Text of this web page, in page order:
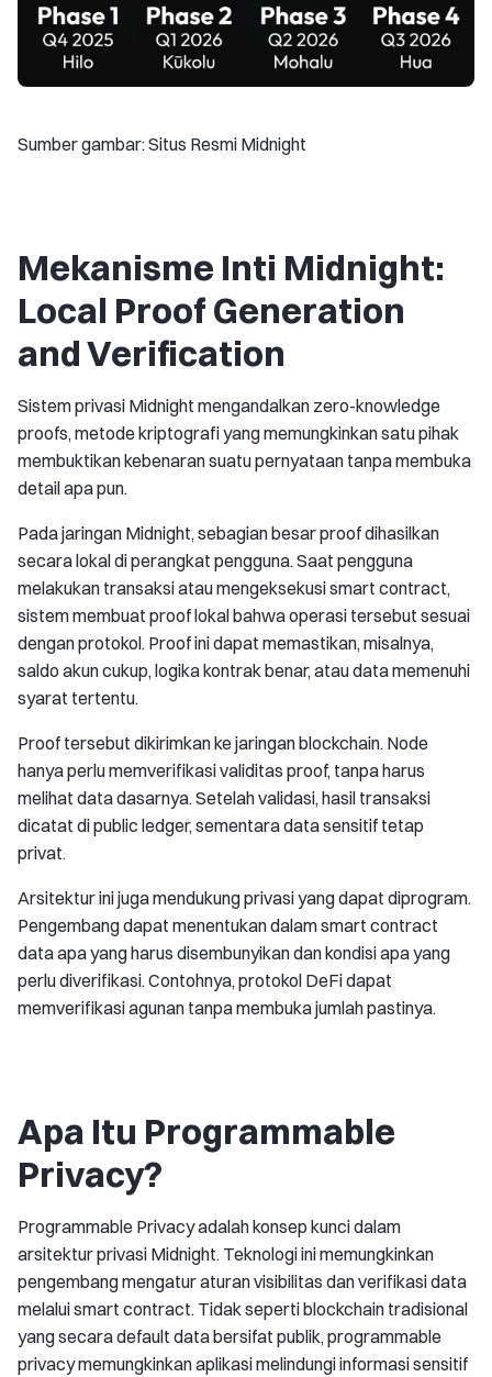
Sumber gambar: Situs Resmi Midnight
Mekanisme Inti Midnight:
Local Proof Generation
and Verification
Sistem privasi Midnight mengandalkan zero-knowledge
proofs, metode kriptografi yang memungkinkan satu pihak
membuktikan kebenaran suatu pernyataan tanpa membuka
detail apa pun.
Pada jaringan Midnight, sebagian besar proof dihasilkan
secara lokal di perangkat pengguna. Saat pengguna
melakukan transaksi atau mengeksekusi smart contract,
sistem membuat proof lokal bahwa operasi tersebut sesuai
dengan protokol. Proof ini dapat memastikan, misalnya,
saldo akun cukup, logika kontrak benar, atau data memenuhi
syarat tertentu.
Proof tersebut dikirimkan ke jaringan blockchain. Node
hanya perlu memverifikasi validitas proof, tanpa harus
melihat data dasarnya. Setelah validasi, hasil transaksi
dicatat di public ledger, sementara data sensitif tetap
privat.
Arsitektur ini juga mendukung privasi yang dapat diprogram.
Pengembang dapat menentukan dalam smart contract
data apa yang harus disembunyikan dan kondisi apa yang
perlu diverifikasi. Contohnya, protokol DeFi dapat
memverifikasi agunan tanpa membuka jumlah pastinya.
Apa Itu Programmable
Privacy?
Programmable Privacy adalah konsep kunci dalam
arsitektur privasi Midnight. Teknologi ini memungkinkan
pengembang mengatur aturan visibilitas dan verifikasi data
melalui smart contract. Tidak seperti blockchain tradisional
yang secara default data bersifat publik, programmable
privacy memungkinkan aplikasi melindungi informasi sensitif